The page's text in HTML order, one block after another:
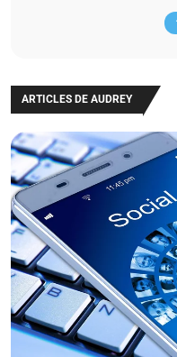
ARTICLES DE AUDREY